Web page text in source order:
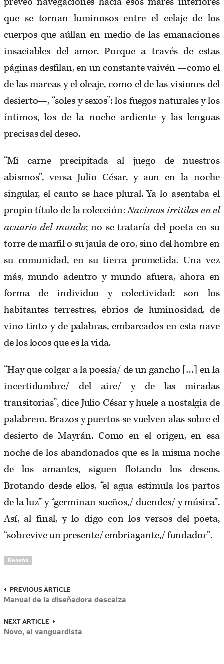
que se tornan luminosos entre el celaje de los
cuerpos que aúllan en medio de las emanaciones
insaciables del amor. Porque a través de estas
páginas desfilan, en un constante vaivén —como el
de las mareas y el oleaje, como el de las visiones del
desierto—, “soles y sexos”: los fuegos naturales y los
íntimos, los de la noche ardiente y las lenguas
precisas del deseo.
“Mi carne precipitada al juego de nuestros
abismos”, versa Julio César, y aun en la noche
singular, el canto se hace plural. Ya lo asentaba el
propio título de la colección:Nacimos irritilas en el
acuario del mundo; no se trataría del poeta en su
torre de marfil o su jaula de oro, sino del hombre en
su comunidad, en su tierra prometida. Una vez
más, mundo adentro y mundo afuera, ahora en
forma de individuo y colectividad: son los
habitantes terrestres, ebrios de luminosidad, de
vino tinto y de palabras, embarcados en esta nave
de los locos que es la vida.
“Hay que colgar a la poesía/ de un gancho […] en la
incertidumbre/ del aire/ y de las miradas
transitorias”, dice Julio César y huele a nostalgia de
palabrero. Brazos y puertos se vuelven alas sobre el
desierto de Mayrán. Como en el origen, en esa
noche de los abandonados que es la misma noche
de los amantes, siguen flotando los deseos.
Brotando desde ellos, “el agua estimula los partos
de la luz” y “germinan sueños,/ duendes/ y música”.
Así, al final, y lo digo con los versos del poeta,
“sobrevive un presente/ embriagante,/ fundador”.
Reseña
PREVIOUS ARTICLE
Manual de la diseñadora descalza
NEXT ARTICLE
Novo, el vanguardista